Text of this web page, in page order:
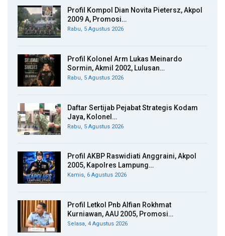
Profil Kompol Dian Novita Pietersz, Akpol
2009 A, Promosi…
Rabu, 5 Agustus 2026
Profil Kolonel Arm Lukas Meinardo
Sormin, Akmil 2002, Lulusan…
Rabu, 5 Agustus 2026
Daftar Sertijab Pejabat Strategis Kodam
Jaya, Kolonel…
Rabu, 5 Agustus 2026
Profil AKBP Raswidiati Anggraini, Akpol
2005, Kapolres Lampung…
Kamis, 6 Agustus 2026
Profil Letkol Pnb Alfian Rokhmat
Kurniawan, AAU 2005, Promosi…
Selasa, 4 Agustus 2026